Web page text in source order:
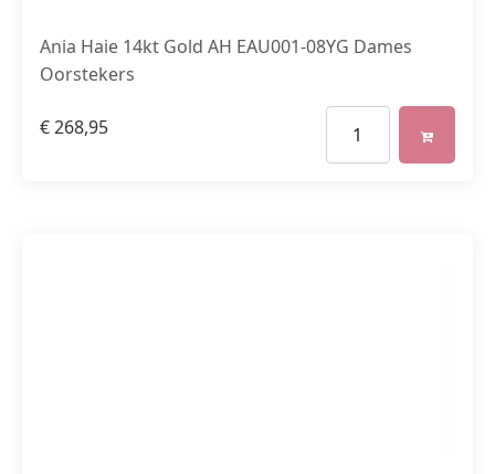
Ania Haie 14kt Gold AH EAU001-08YG Dames
Oorstekers
€268,95